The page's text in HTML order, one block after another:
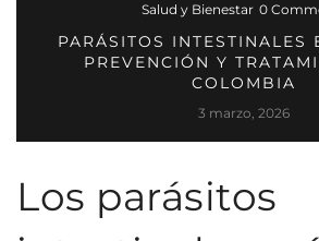
Salud y Bienestar 0
PARÁSITOS INTESTINALES
PREVENCIÓN Y
COLOMBIA
3 marzo, 2026
Los parásitos